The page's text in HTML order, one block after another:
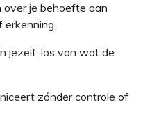
je behoefte aan
erkenning
jezelf, los van wat de
zónder controle of